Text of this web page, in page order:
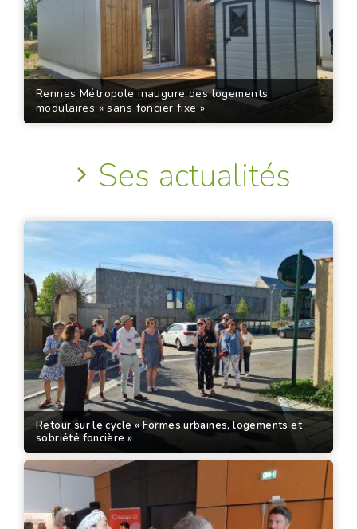
Rennes Métropole inaugure des logements
modulaires « sans foncier fixe »
Ses actualités
Retour sur le cycle « Formes urbaines, logements et
sobriété foncière »